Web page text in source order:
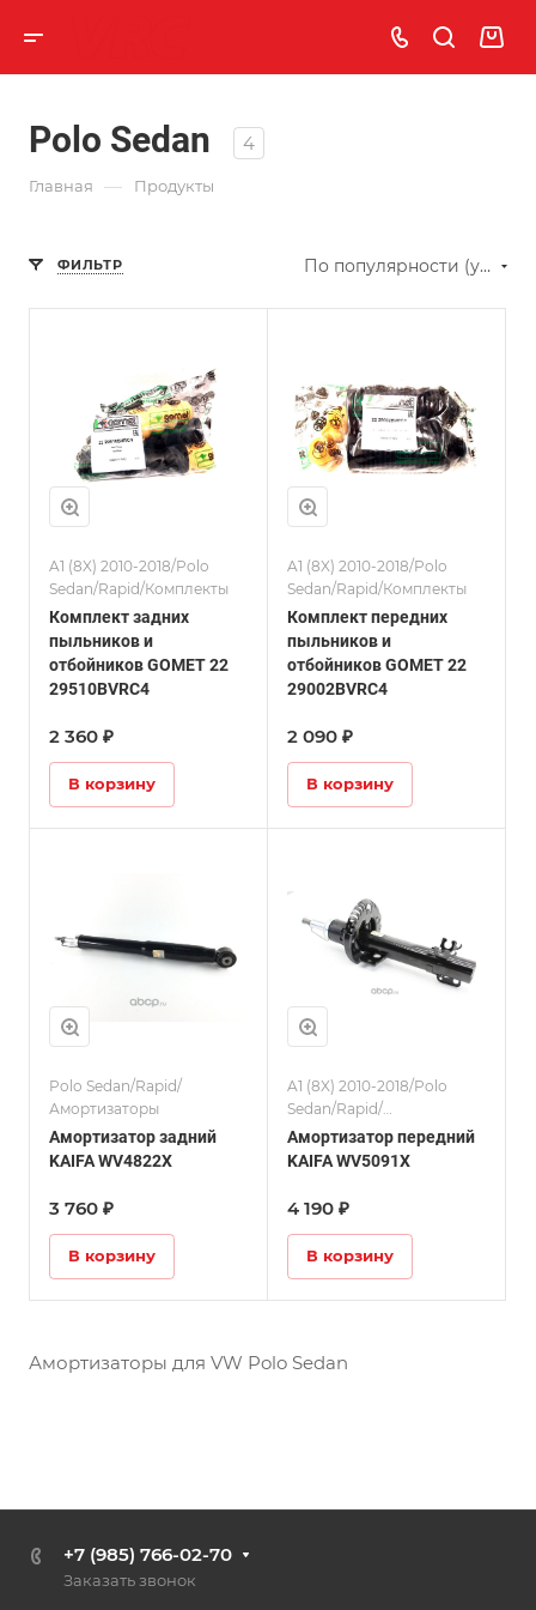
Polo Sedan 4
Главная — Продукты
ФИЛЬТР По популярности (убывание)
A1 (8X) 2010-2018/Polo
Sedan/Rapid/Комплекты
Комплект задних
пыльников и
отбойников GOMET 22
29510BVRC4
2 360 ₽
В корзину
A1 (8X) 2010-2018/Polo
Sedan/Rapid/Комплекты
Комплект передних
пыльников и
отбойников GOMET 22
29002BVRC4
2 090 ₽
В корзину
Polo Sedan/Rapid/
Амортизаторы
Амортизатор задний
KAIFA WV4822X
3 760 ₽
В корзину
A1 (8X) 2010-2018/Polo
Sedan/Rapid/
Амортизаторы
Амортизатор передний
KAIFA WV5091X
4 190 ₽
В корзину
Амортизаторы для VW Polo Sedan
+7 (985) 766-02-70
Заказать звонок